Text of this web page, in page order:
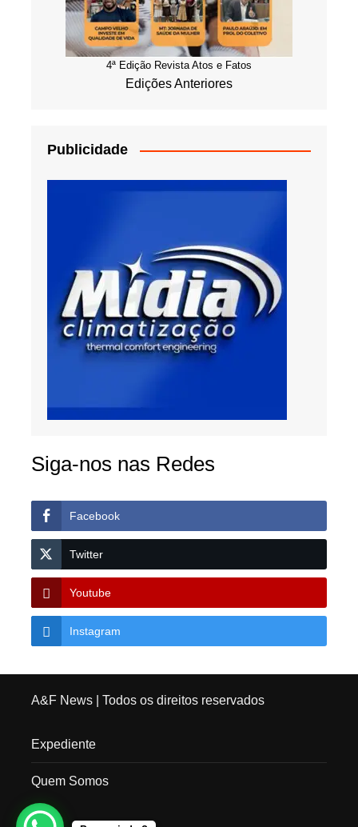
4ª Edição Revista Atos e Fatos
Edições Anteriores
Publicidade
Siga-nos nas Redes
Facebook
Twitter
Youtube
Instagram
A&F News| Todos os direitos reservados
Expediente
Quem Somos